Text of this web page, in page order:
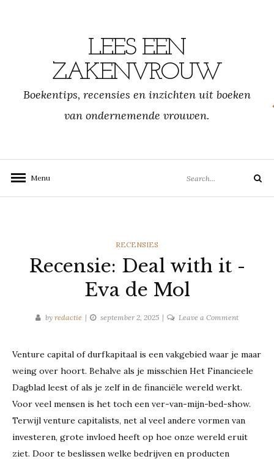
LEES EEN
ZAKENVROUW
Boekentips, recensies en inzichten uit boeken
van ondernemende vrouwen.
Menu
for:
Search
CATEGORIES
RECENSIES
Recensie: Deal with it -
Eva de Mol
by redactie september 2, 2025 Leave a Commenton
with
it
-
Venture capital of durfkapitaal is een vakgebied waar je maar
weing over hoort. Behalve als je misschien Het Financieele
Dagblad leest of als je zelf in de financiële wereld werkt.
Voor veel mensen is het toch een ver-van-mijn-bed-show.
Terwijl venture capitalists, net al veel andere vormen van
investeren, grote invloed heeft op hoe onze wereld eruit
ziet. Door te beslissen welke bedrijven en producten